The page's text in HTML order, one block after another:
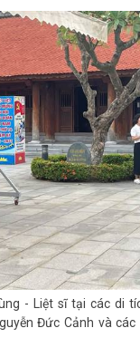
- Liệt sĩ tại các di
Đức Cảnh và các